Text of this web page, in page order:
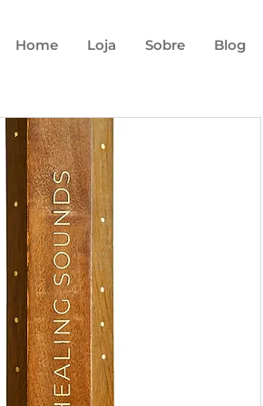
Home Loja Sobre Blog